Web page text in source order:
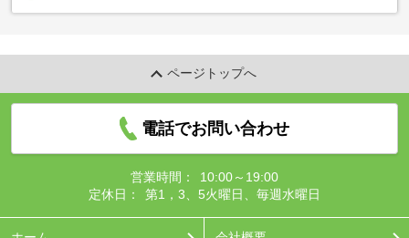
ページトップへ
電話でお問い合わせ
営業時間：
10:00～19:00
定休日：
第1，3、5火曜日、毎週水曜日